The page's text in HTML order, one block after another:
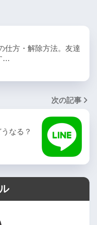
仕方・解除方法。友達
…
次の記事
なる？